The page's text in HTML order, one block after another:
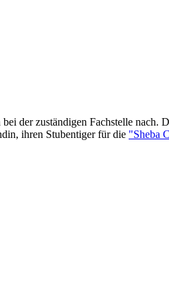
der zuständigen Fachstelle nach.
ihren Stubentiger für die "Sheba